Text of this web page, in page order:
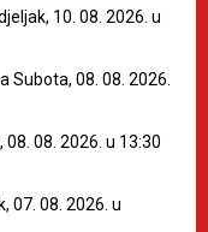
10. 08. 2026. u
Subota, 08. 08. 2026.
08. 2026. u 13:30
07. 08. 2026. u